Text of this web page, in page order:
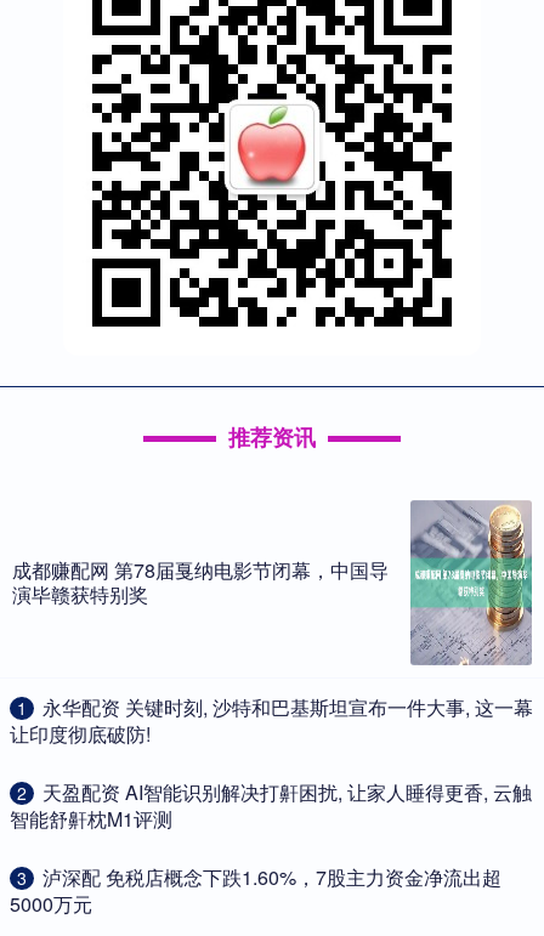
推荐资讯
成都赚配网 第78届戛纳电影节闭幕，中国导
演毕赣获特别奖
1
​永华配资 关键时刻, 沙特和巴基斯坦宣布一件大事, 这一幕
让印度彻底破防!
2
​天盈配资 AI智能识别解决打鼾困扰, 让家人睡得更香, 云触
智能舒鼾枕M1评测
3
​泸深配 免税店概念下跌1.60%，7股主力资金净流出超
5000万元